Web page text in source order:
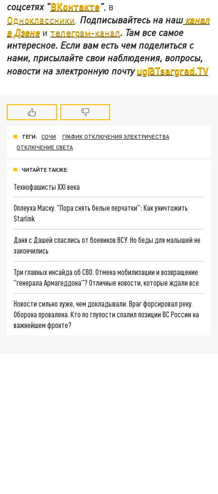
соцсетях "ВКонтакте", в
Одноклассники. Подписывайтесь на нашканал
в Дзене и телеграм-канал. Там все самое
интересное. Если вам есть чем поделиться с
нами, присылайте свои наблюдения, вопросы,
новости на электронную почтуug@Tsargrad.TV
ТЕГИ: СОЧИ
ГРАФИК ОТКЛЮЧЕНИЯ ЭЛЕКТРИЧЕСТВА
ОТКЛЮЧЕНИЕ СВЕТА
ЧИТАЙТЕ ТАКЖЕ:
Технофашисты XXI века
Оплеуха Маску. "Пора снять белые перчатки": Как уничтожить
Starlink
Даня с Дашей спаслись от боевиков ВСУ. Но беды для малышей не
закончились
Три главных инсайда об СВО. Отмена мобилизации и возвращение
"генерала Армагеддона"? Отличные новости, которые ждали все
Новости сильно хуже, чем докладывали. Враг форсировал реку.
Оборона провалена. Кто по глупости спалил позиции ВС России на
важнейшем фронте?